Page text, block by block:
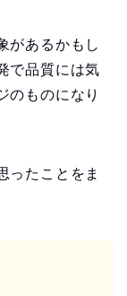
があるかもし
で品質には気
のものになり
ったことをま